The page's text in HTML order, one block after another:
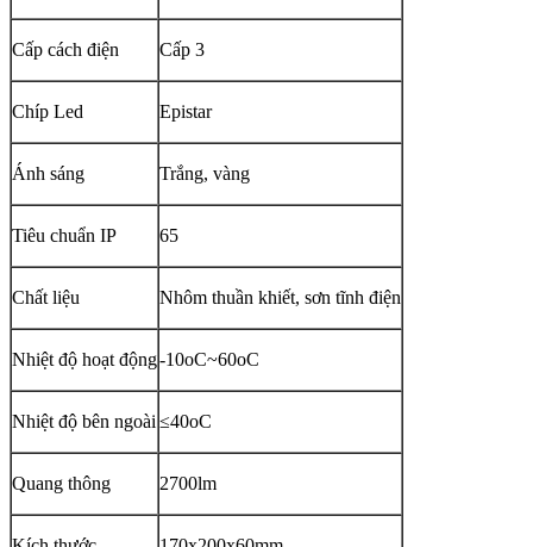
Cấp cách điện Cấp 3
Chíp Led Epistar
Ánh sáng Trắng, vàng
Tiêu chuẩn IP 65
Chất liệu Nhôm thuần khiết, sơn tĩnh điện
Nhiệt độ hoạt động-10oC~60oC
Nhiệt độ bên ngoài ≤40oC
Quang thông 2700lm